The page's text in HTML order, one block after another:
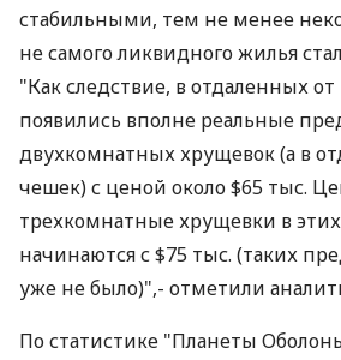
стабильными, тем не менее
не самого ликвидного жилья
"Как следствие, в отдаленных
появились вполне реальные
двухкомнатных хрущевок (а в
чешек) с ценой около $65 тыс.
трехкомнатные хрущевки в
начинаются с $75 тыс. (таких
уже не было)",- отметили
По статистике "Планеты